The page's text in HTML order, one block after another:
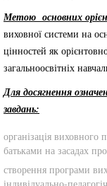
Метою основних
виховної системи на
цінностей як
загальноосвітніх
Для досягнення
завдань:
організація виховного
батьками на засадах
створення програми